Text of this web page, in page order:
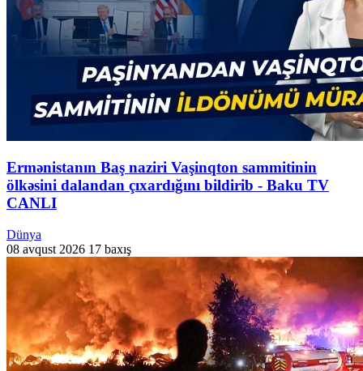
Ermənistanın Baş naziri Vaşinqton sammitinin
ölkəsini dalandan çıxardığını bildirib - Baku TV
CANLI
Dünya
08 avqust 2026 17 baxış